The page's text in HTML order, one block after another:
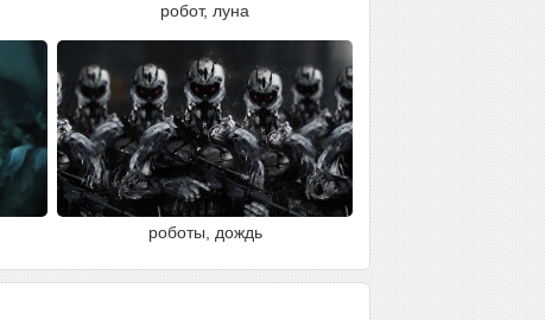
робот, луна
роботы, дождь